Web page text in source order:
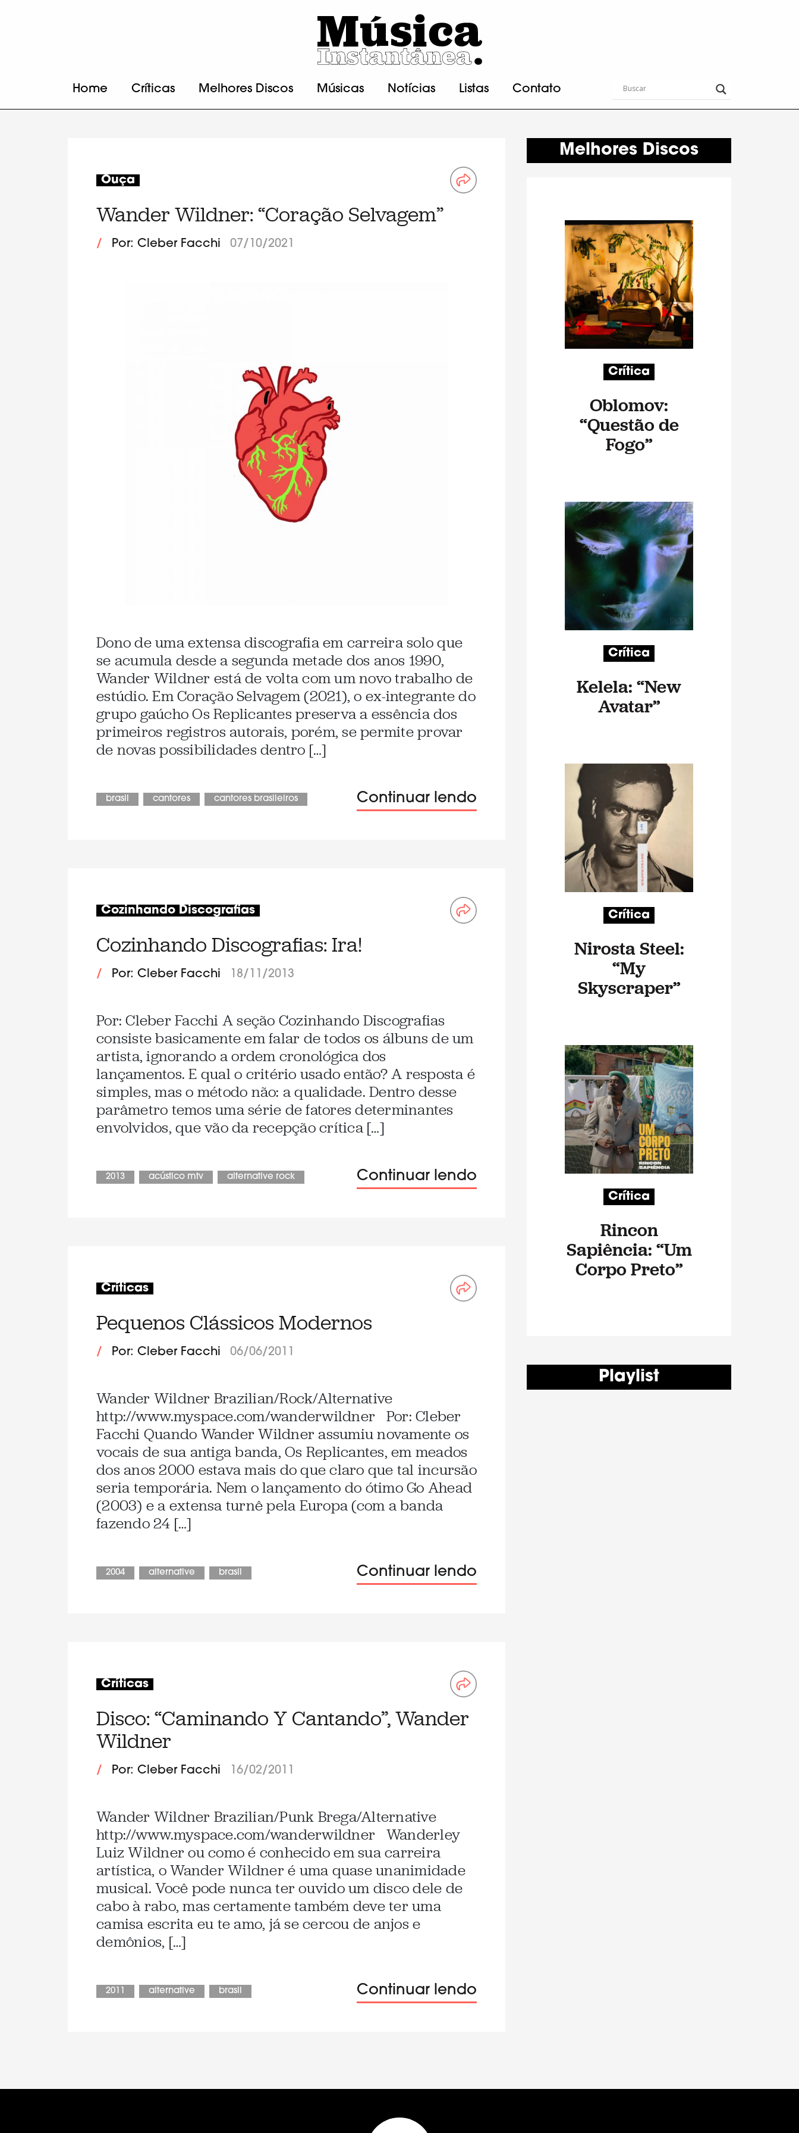
Home Críticas Melhores Discos Músicas Notícias Listas Contato
Ouça
Wander Wildner: “Coração Selvagem”
/ Por: Cleber Facchi 07/10/2021
Dono de uma extensa discografia em carreira solo que
se acumula desde a segunda metade dos anos 1990,
Wander Wildner está de volta com um novo trabalho de
estúdio. Em Coração Selvagem (2021), o ex-integrante do
grupo gaúcho Os Replicantes preserva a essência dos
primeiros registros autorais, porém, se permite provar
de novas possibilidades dentro […]
brasil cantores cantores brasileiros Continuar lendo
Cozinhando Discografias
Cozinhando Discografias: Ira!
/ Por: Cleber Facchi 18/11/2013
Por: Cleber Facchi A seção Cozinhando Discografias
consiste basicamente em falar de todos os álbuns de um
artista, ignorando a ordem cronológica dos
lançamentos. E qual o critério usado então? A resposta é
simples, mas o método não: a qualidade. Dentro desse
parâmetro temos uma série de fatores determinantes
envolvidos, que vão da recepção crítica […]
2013 acústico mtv alternative rock Continuar lendo
Críticas
Pequenos Clássicos Modernos
/ Por: Cleber Facchi 06/06/2011
Wander Wildner Brazilian/Rock/Alternative
http://www.myspace.com/wanderwildner Por: Cleber
Facchi Quando Wander Wildner assumiu novamente os
vocais de sua antiga banda, Os Replicantes, em meados
dos anos 2000 estava mais do que claro que tal incursão
seria temporária. Nem o lançamento do ótimo Go Ahead
(2003) e a extensa turnê pela Europa (com a banda
fazendo 24 […]
2004 alternative brasil Continuar lendo
Críticas
Disco: “Caminando Y Cantando”, Wander
Wildner
/ Por: Cleber Facchi 16/02/2011
Wander Wildner Brazilian/Punk Brega/Alternative
http://www.myspace.com/wanderwildner Wanderley
Luiz Wildner ou como é conhecido em sua carreira
artística, o Wander Wildner é uma quase unanimidade
musical. Você pode nunca ter ouvido um disco dele de
cabo à rabo, mas certamente também deve ter uma
camisa escrita eu te amo, já se cercou de anjos e
demônios, […]
2011 alternative brasil Continuar lendo
Melhores Discos
Crítica
Oblomov:
“Questão de
Fogo”
Crítica
Kelela: “New
Avatar”
Crítica
Nirosta Steel:
“My
Skyscraper”
Crítica
Rincon
Sapiência: “Um
Corpo Preto”
Playlist